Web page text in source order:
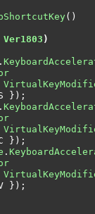
()
Ver1803 )
.
});
.
});
.
});